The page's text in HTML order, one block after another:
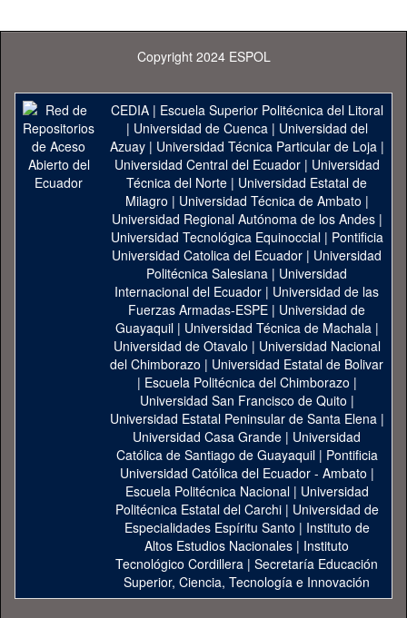
Copyright 2024 ESPOL
CEDIA| Escuela Superior Politécnica del Litoral
| Universidad de Cuenca| Universidad del
Azuay| Universidad Técnica Particular de Loja|
Universidad Central del Ecuador| Universidad
Técnica del Norte | Universidad Estatal de
Milagro | Universidad Técnica de Ambato |
Universidad Regional Autónoma de los Andes|
Universidad Tecnológica Equinoccial| Pontificia
Universidad Catolica del Ecuador | Universidad
Politécnica Salesiana | Universidad
Internacional del Ecuador | Universidad de las
Fuerzas Armadas-ESPE | Universidad de
Guayaquil| Universidad Técnica de Machala|
Universidad de Otavalo | Universidad Nacional
del Chimborazo | Universidad Estatal de Bolivar
| Escuela Politécnica del Chimborazo |
Universidad San Francisco de Quito |
Universidad Estatal Peninsular de Santa Elena|
Universidad Casa Grande | Universidad
Católica de Santiago de Guayaquil| Pontificia
Universidad Católica del Ecuador - Ambato |
Escuela Politécnica Nacional| Universidad
Politécnica Estatal del Carchi| Universidad de
Especialidades Espíritu Santo | Instituto de
Altos Estudios Nacionales | Instituto
Tecnológico Cordillera | Secretaría Educación
Superior, Ciencia, Tecnología e Innovación